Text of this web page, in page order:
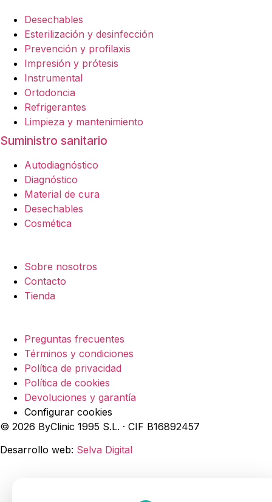
Desechables
Esterilización y desinfección
Prevención y profilaxis
Impresión y prótesis
Instrumental
Ortodoncia
Refrigerantes
Limpieza y mantenimiento
Suministro sanitario
Autodiagnóstico
Diagnóstico
Material de cura
Desechables
Cosmética
Sobre nosotros
Contacto
Tienda
Preguntas frecuentes
Términos y condiciones
Política de privacidad
Política de cookies
Devoluciones y garantía
Configurar cookies
© 2026 ByClinic 1995 S.L. · CIF B16892457
Desarrollo web: Selva Digital